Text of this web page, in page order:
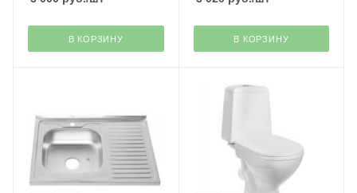
В КОРЗИНУ В КОРЗИНУ